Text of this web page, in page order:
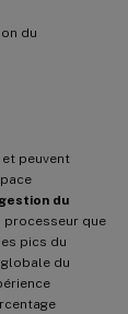
du
peuvent
du
processeur que
pics du
du